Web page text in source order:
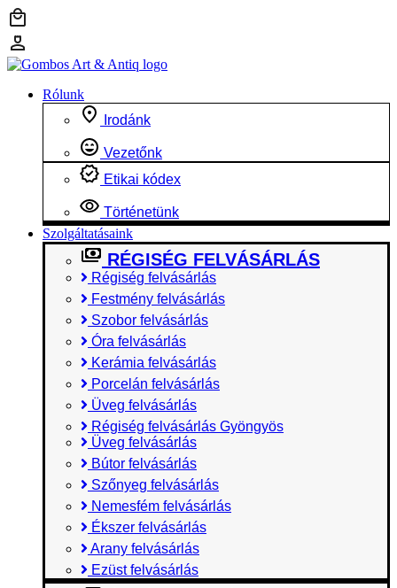
Ugrás
a
tartalomhoz
Rólunk
Irodánk
Vezetőnk
Etikai kódex
Történetünk
Szolgáltatásaink
RÉGISÉG FELVÁSÁRLÁS
Régiség felvásárlás
Festmény felvásárlás
Szobor felvásárlás
Óra felvásárlás
Kerámia felvásárlás
Porcelán felvásárlás
Üveg felvásárlás
Régiség felvásárlás Gyöngyös
Üveg felvásárlás
Bútor felvásárlás
Szőnyeg felvásárlás
Nemesfém felvásárlás
Ékszer felvásárlás
Arany felvásárlás
Ezüst felvásárlás